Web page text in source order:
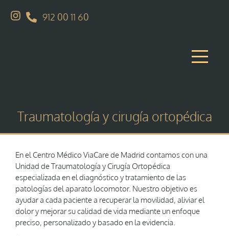
912 00 11 60
Traumatología y cirugía ortopédica
En el Centro Médico ViaCare de Madrid contamos con una
Unidad de Traumatología y Cirugía Ortopédica
especializada en el diagnóstico y tratamiento de las
patologías del aparato locomotor. Nuestro objetivo es
ayudar a cada paciente a recuperar la movilidad, aliviar el
dolor y mejorar su calidad de vida mediante un enfoque
preciso, personalizado y basado en la evidencia.